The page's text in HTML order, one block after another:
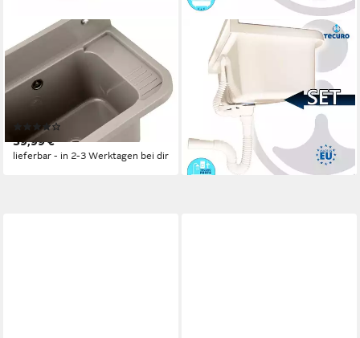
LAVRE
Waschbecken Vigo,
Kunststoff Spülbecken
Waschtrog Ausgussbecken,
50x33x21 cm
39,99 €
lieferbar - in 2-3 Werktagen bei dir
TECURO
Waschbecken Ausgussbecken
mit Ablaufgarnitur und
Siphon, 17 Liter,
590x340x210 mm
lieferbar - in 2-3 Werktagen bei dir